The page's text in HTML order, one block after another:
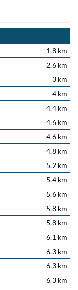
1.8 km
2.6 km
3 km
4 km
4.4 km
4.6 km
4.6 km
4.8 km
5.2 km
5.4 km
5.6 km
5.8 km
5.8 km
6.1 km
6.3 km
6.3 km
6.3 km